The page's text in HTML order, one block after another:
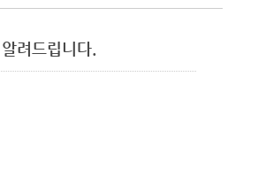
려드립니다.